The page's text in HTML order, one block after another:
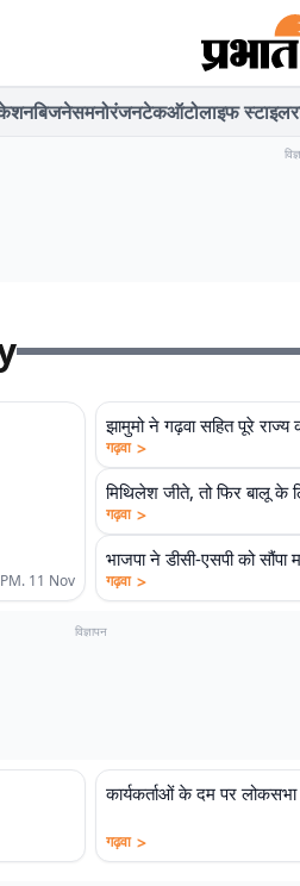
बिजनेसमनोरंजनटेकऑटोलाइफ स्टाइल
11 Nov
झामुमो ने गढ़वा सहित पूरे राज्य
गढ़वा >
मिथिलेश जीते, तो फिर बालू के
गढ़वा >
भाजपा ने डीसी-एसपी को सौंपा
गढ़वा >
विज्ञापन
कार्यकर्ताओं के दम पर लोकसभा
गढ़वा >